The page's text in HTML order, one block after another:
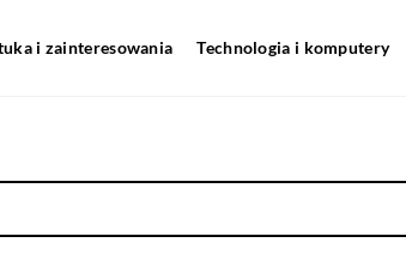
i zainteresowania Technologia i komputery